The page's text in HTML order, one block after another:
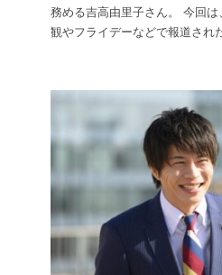
務める吉高由里子さん。 今回
観やフライデーなどで報道され